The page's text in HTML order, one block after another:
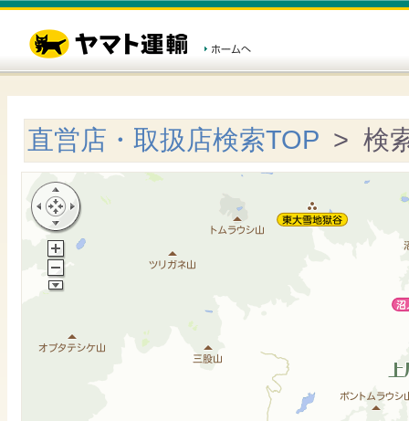
直営店・取扱店検索TOP > 検